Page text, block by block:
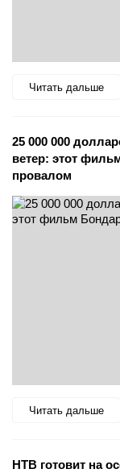
Читать дальше
25 000 000
ветер: этот
провалом
Читать дальше
НТВ готовит на